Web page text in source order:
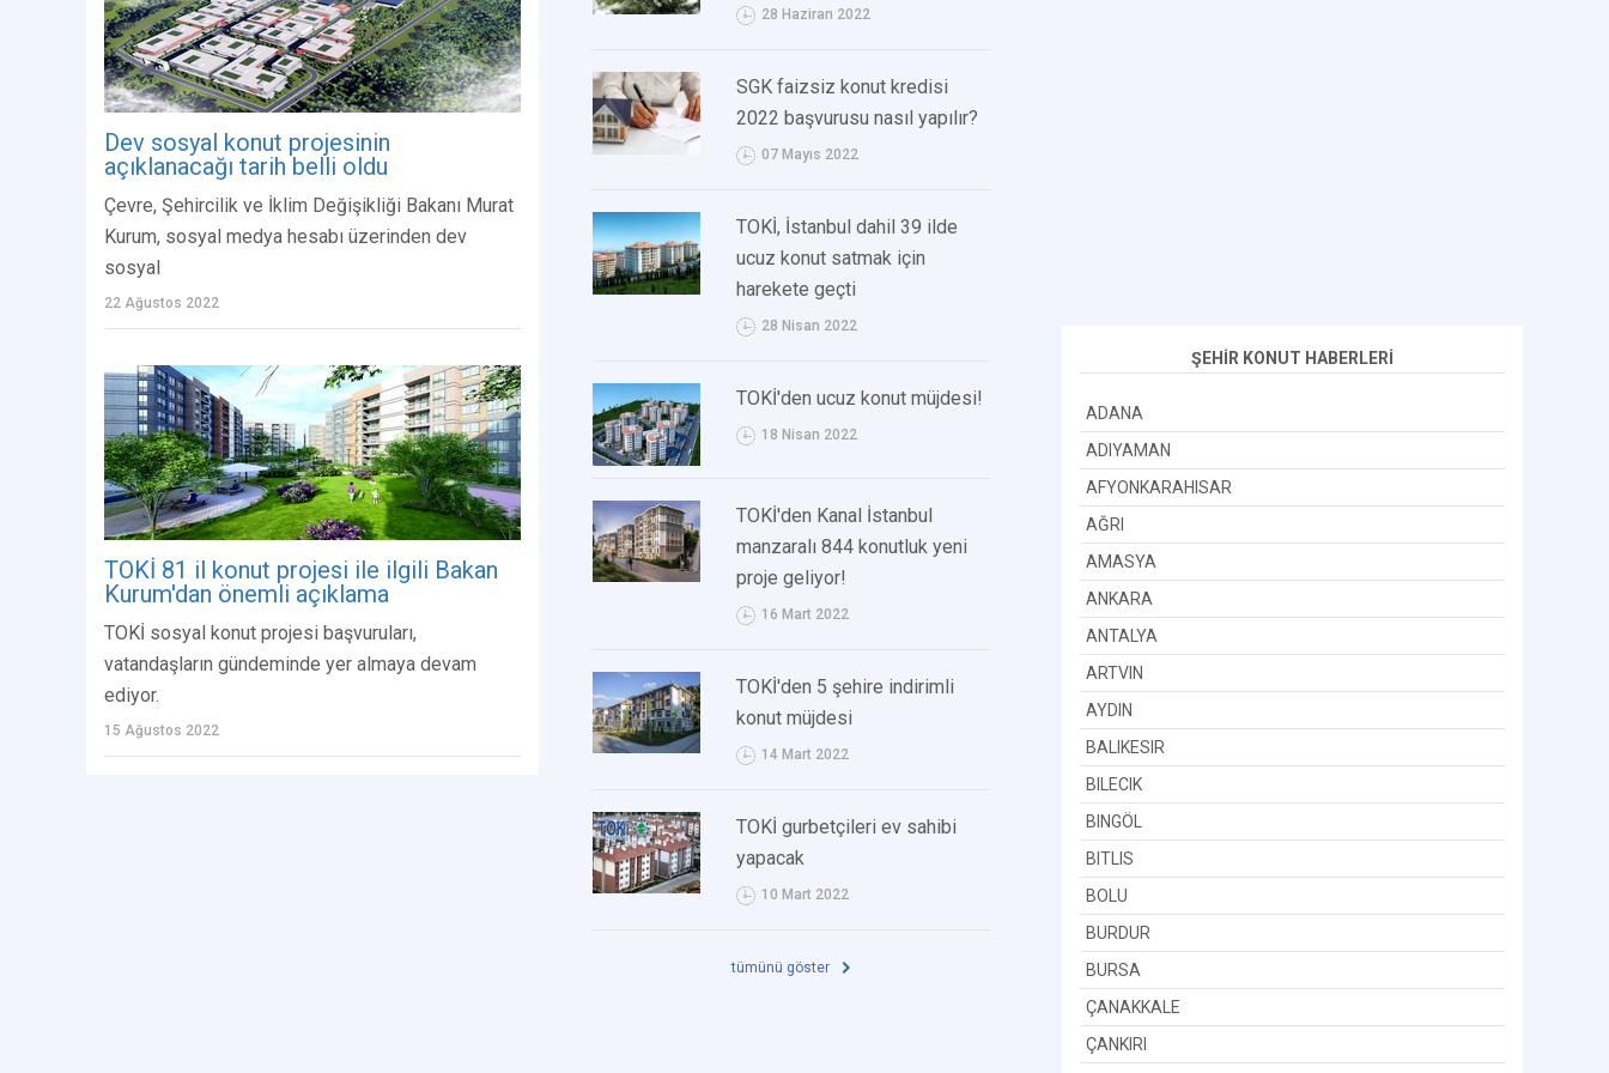
Dev sosyal konut projesinin
açıklanacağı tarih belli oldu
Çevre, Şehircilik ve İklim Değişikliği Bakanı Murat
Kurum, sosyal medya hesabı üzerinden dev
sosyal
22 Ağustos 2022
TOKİ 81 il konut projesi ile ilgili Bakan
Kurum'dan önemli açıklama
TOKİ sosyal konut projesi başvuruları,
vatandaşların gündeminde yer almaya devam
ediyor.
15 Ağustos 2022
28 Haziran 2022
SGK faizsiz konut kredisi
2022 başvurusu nasıl yapılır?
07 Mayıs 2022
TOKİ, İstanbul dahil 39 ilde
ucuz konut satmak için
harekete geçti
28 Nisan 2022
TOKİ'den ucuz konut müjdesi!
18 Nisan 2022
TOKİ'den Kanal İstanbul
manzaralı 844 konutluk yeni
proje geliyor!
16 Mart 2022
TOKİ'den 5 şehire indirimli
konut müjdesi
14 Mart 2022
TOKİ gurbetçileri ev sahibi
yapacak
10 Mart 2022
tümünü göster
ŞEHİR KONUT HABERLERİ
ADANA
ADIYAMAN
AFYONKARAHISAR
AĞRI
AMASYA
ANKARA
ANTALYA
ARTVIN
AYDIN
BALIKESIR
BILECIK
BINGÖL
BITLIS
BOLU
BURDUR
BURSA
ÇANAKKALE
ÇANKIRI